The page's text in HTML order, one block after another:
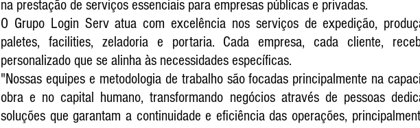
na prestação de serviços essenciais para empresas públicas e privadas.
O Grupo Login Serv atua com excelência nos serviços de expedição,
paletes, facilities, zeladoria e portaria. Cada empresa, cada cliente,
personalizado que se alinha às necessidades específicas.
"Nossas equipes e metodologia de trabalho são focadas principalmente na
obra e no capital humano, transformando negócios através de pessoas
soluções que garantam a continuidade e eficiência das operações,